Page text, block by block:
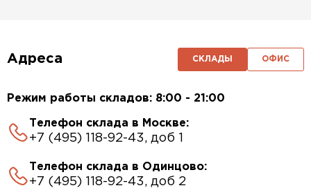
Адреса СКЛАДЫ ОФИС
Режим работы складов: 8:00 - 21:00
Телефон склада в Москве:
+7 (495) 118-92-43, доб 1
Телефон склада в Одинцово:
+7 (495) 118-92-43, доб 2